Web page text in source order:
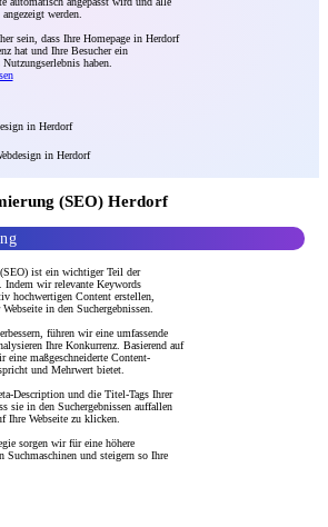
werden.
sein, dass Ihre Homepage in Herdorf
hat und Ihre Besucher ein
Nutzungserlebnis haben.
(SEO) Herdorf
ist ein wichtiger Teil der
Indem wir relevante Keywords
hochwertigen Content erstellen,
in den Suchergebnissen.
führen wir eine umfassende
Ihre Konkurrenz. Basierend auf
eine maßgeschneiderte Content-
und Mehrwert bietet.
Description und die Titel-Tags Ihrer
sie in den Suchergebnissen auffallen
Ihre Webseite zu klicken.
sorgen wir für eine höhere
Suchmaschinen und steigern so Ihre